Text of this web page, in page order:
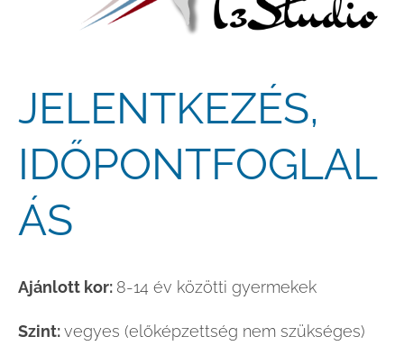
JELENTKEZÉS,
IDŐPONTFOGLAL
ÁS
Ajánlott kor: 8-14 év közötti gyermekek
Szint:vegyes (előképzettség nem szükséges)